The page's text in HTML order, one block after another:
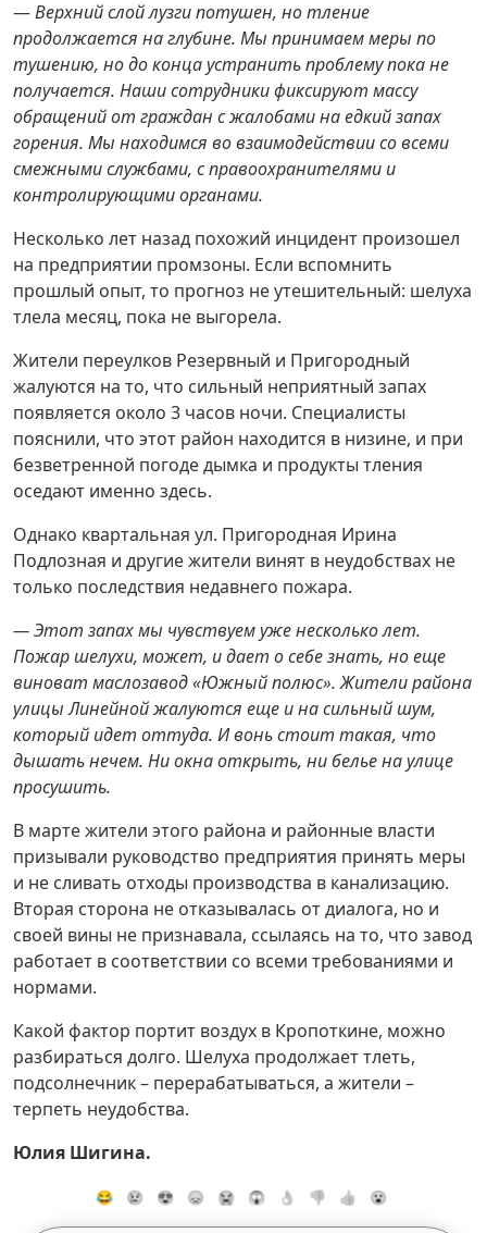
—Верхний слой лузги потушен, но тление
продолжается на глубине. Мы принимаем меры по
тушению, но до конца устранить проблему пока не
получается. Наши сотрудники фиксируют массу
обращений от граждан с жалобами на едкий запах
горения. Мы находимся во взаимодействии со всеми
смежными службами, с правоохранителями и
контролирующими органами.
Несколько лет назад похожий инцидент произошел
на предприятии промзоны. Если вспомнить
прошлый опыт, то прогноз не утешительный: шелуха
тлела месяц, пока не выгорела.
Жители переулков Резервный и Пригородный
жалуются на то, что сильный неприятный запах
появляется около 3 часов ночи. Специалисты
пояснили, что этот район находится в низине, и при
безветренной погоде дымка и продукты тления
оседают именно здесь.
Однако квартальная ул. Пригородная Ирина
Подлозная и другие жители винят в неудобствах не
только последствия недавнего пожара.
— Этот запах мы чувствуем уже несколько лет.
Пожар шелухи, может, и дает о себе знать, но еще
виноват маслозавод «Южный полюс». Жители района
улицы Линейной жалуются еще и на сильный шум,
который идет оттуда. И вонь стоит такая, что
дышать нечем. Ни окна открыть, ни белье на улице
просушить.
В марте жители этого района и районные власти
призывали руководство предприятия принять меры
и не сливать отходы производства в канализацию.
Вторая сторона не отказывалась от диалога, но и
своей вины не признавала, ссылаясь на то, что завод
работает в соответствии со всеми требованиями и
нормами.
Какой фактор портит воздух в Кропоткине, можно
разбираться долго. Шелуха продолжает тлеть,
подсолнечник – перерабатываться, а жители –
терпеть неудобства.
Юлия Шигина.
😂 😢 😍 😞 😭 😱 👌 👎 👍 😮